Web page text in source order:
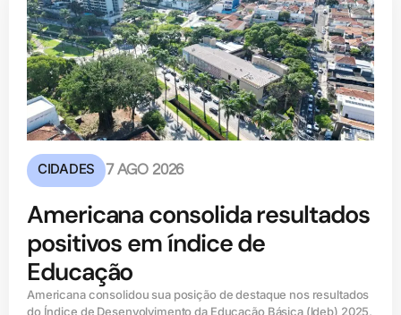
CIDADES 7 AGO 2026
Americana consolida resultados
positivos em índice de
Educação
Americana consolidou sua posição de destaque nos resultados
do Índice de Desenvolvimento da Educação Básica (ldeb) 2025,